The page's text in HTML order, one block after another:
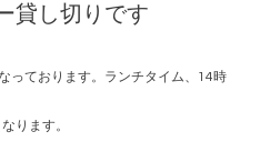
貸し切りです
っております。ランチタイム、14時
ります。